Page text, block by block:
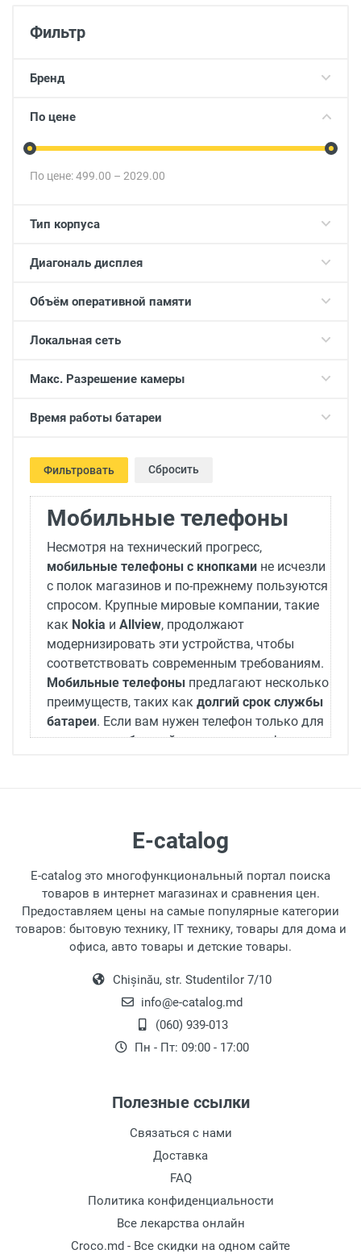
Фильтр
Бренд
По цене
По цене:499.00 – 2029.00
Тип корпуса
Диагональ дисплея
Объём оперативной памяти
Локальная сеть
Макс. Разрешение камеры
Время работы батареи
Фильтровать Сбросить
Мобильные телефоны
Несмотря на технический прогресс,
мобильные телефоны с кнопками не исчезли
с полок магазинов и по-прежнему пользуются
спросом. Крупные мировые компании, такие
как Nokia и Allview, продолжают
модернизировать эти устройства, чтобы
соответствовать современным требованиям.
Мобильные телефоны предлагают несколько
преимуществ, таких как долгий срок службы
батареи. Если вам нужен телефон только для
отправки сообщенийизвонков, телефон с
E-catalog
E-catalog это многофункциональный портал поиска
товаров в интернет магазинах и сравнения цен.
Предоставляем цены на самые популярные категории
товаров: бытовую технику, IT технику, товары для дома и
офиса, авто товары и детские товары.
Chișinău, str. Studentilor 7/10
info@e-catalog.md
(060) 939-013
Пн - Пт: 09:00 - 17:00
Полезные ссылки
Связаться с нами
Доставка
FAQ
Политика конфиденциальности
Все лекарства онлайн
Croco.md - Все скидки на одном сайте